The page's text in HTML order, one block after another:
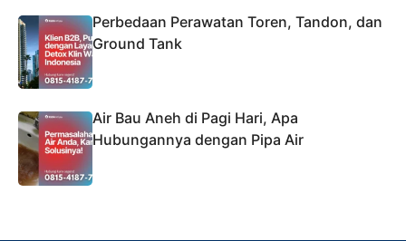
Perbedaan Perawatan Toren, Tandon, dan
Ground Tank
Air Bau Aneh di Pagi Hari, Apa
Hubungannya dengan Pipa Air